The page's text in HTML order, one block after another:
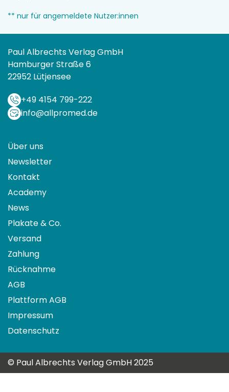
** nur für angemeldete Nutzer:innen
Paul Albrechts Verlag GmbH
Hamburger Straße 6
22952 Lütjensee
+49 4154 799-222
info@allpromed.de
Über uns
Newsletter
Kontakt
Academy
News
Plakate & Co.
Versand
Zahlung
Rücknahme
AGB
Plattform AGB
Impressum
Datenschutz
© Paul Albrechts Verlag GmbH 2025